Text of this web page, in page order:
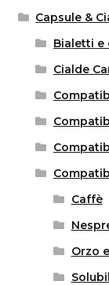
Capsule &
Bialetti e
Cialde
Caffè
Orzo